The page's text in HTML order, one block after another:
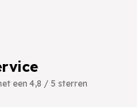
een 4,8 / 5 sterren